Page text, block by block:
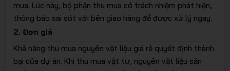
mua. Lúc này, bộ phận thu mua có trách nhiệm phát hiện,
thông báo sai sót với bên giao hàng để được xử lý ngay.
2. Đơn giá
Khả năng thu mua nguyên vật liệu giá rẻ quyết định thành
bại của dự án. Khi thu mua vật tư, nguyên vật liệu sản